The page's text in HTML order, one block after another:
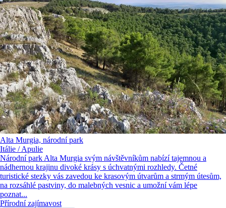
Alta Murgia, národní park
Itálie / Apulie
Národní park Alta Murgia svým návštěvníkům nabízí tajemnou a
nádhernou krajinu divoké krásy s úchvatnými rozhledy. Četné
turistické stezky vás zavedou ke krasovým útvarům a strmým útesům,
na rozsáhlé pastviny, do malebných vesnic a umožní vám lépe
poznat...
Přírodní zajímavost